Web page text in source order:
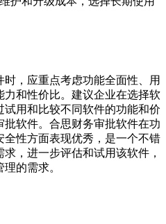
，应重点考虑功能全面性、用
力和性价比。建议企业在选择软
用和比较不同软件的功能和价
软件。合思财务审批软件在功
性方面表现优秀，是一个不错
，进一步评估和试用该软件，
的需求。